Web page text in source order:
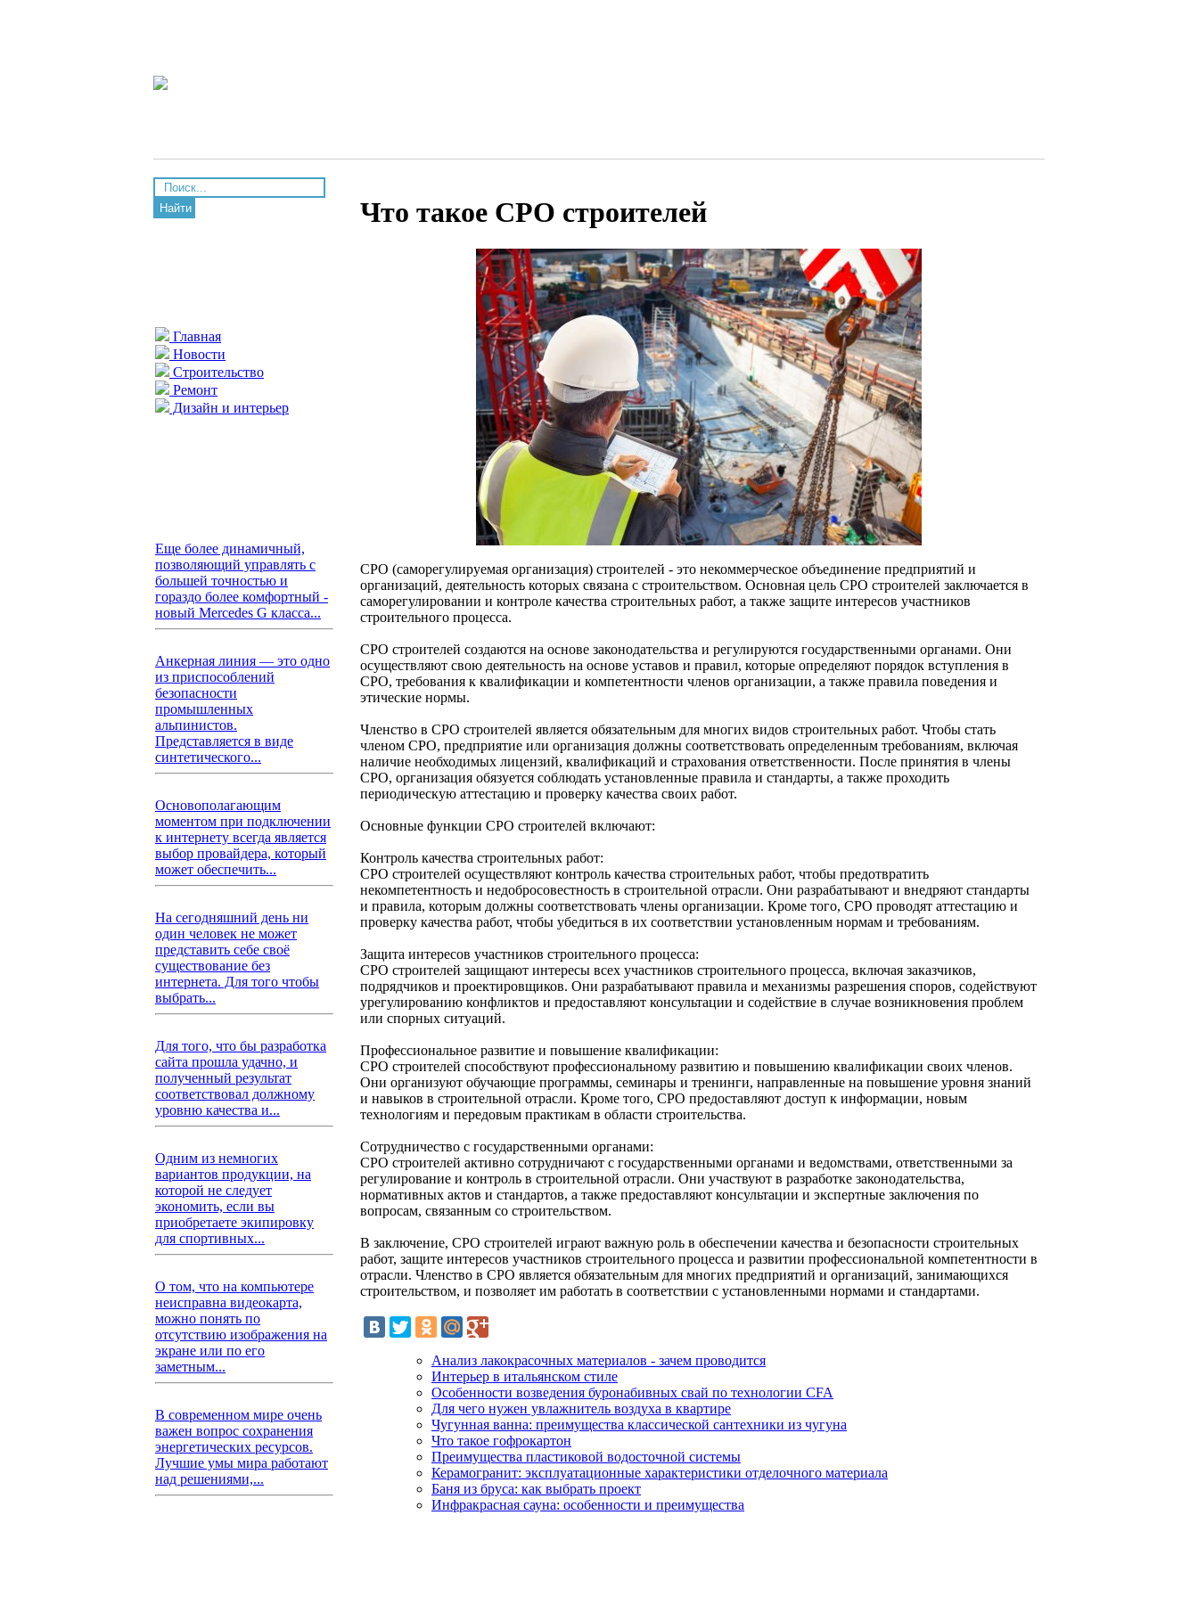
Найти
Главная
Новости
Строительство
Ремонт
Дизайн и интерьер
Еще более динамичный,
позволяющий управлять с
большей точностью и
гораздо более комфортный -
новый Mercedes G класса...
Анкерная линия — это одно
из приспособлений
безопасности
промышленных
альпинистов.
Представляется в виде
синтетического...
Основополагающим
моментом при подключении
к интернету всегда является
выбор провайдера, который
может обеспечить...
На сегодняшний день ни
один человек не может
представить себе своё
существование без
интернета. Для того чтобы
выбрать...
Для того, что бы разработка
сайта прошла удачно, и
полученный результат
соответствовал должному
уровню качества и...
Одним из немногих
вариантов продукции, на
которой не следует
экономить, если вы
приобретаете экипировку
для спортивных...
О том, что на компьютере
неисправна видеокарта,
можно понять по
отсутствию изображения на
экране или по его
заметным...
В современном мире очень
важен вопрос сохранения
энергетических ресурсов.
Лучшие умы мира работают
над решениями,...
Что такое СРО строителей
СРО (саморегулируемая организация) строителей - это некоммерческое объединение предприятий и
организаций, деятельность которых связана с строительством. Основная цель СРО строителей заключается в
саморегулировании и контроле качества строительных работ, а также защите интересов участников
строительного процесса.
СРО строителей создаются на основе законодательства и регулируются государственными органами. Они
осуществляют свою деятельность на основе уставов и правил, которые определяют порядок вступления в
СРО, требования к квалификации и компетентности членов организации, а также правила поведения и
этические нормы.
Членство в СРО строителей является обязательным для многих видов строительных работ. Чтобы стать
членом СРО, предприятие или организация должны соответствовать определенным требованиям, включая
наличие необходимых лицензий, квалификаций и страхования ответственности. После принятия в члены
СРО, организация обязуется соблюдать установленные правила и стандарты, а также проходить
периодическую аттестацию и проверку качества своих работ.
Основные функции СРО строителей включают:
Контроль качества строительных работ:
СРО строителей осуществляют контроль качества строительных работ, чтобы предотвратить
некомпетентность и недобросовестность в строительной отрасли. Они разрабатывают и внедряют стандарты
и правила, которым должны соответствовать члены организации. Кроме того, СРО проводят аттестацию и
проверку качества работ, чтобы убедиться в их соответствии установленным нормам и требованиям.
Защита интересов участников строительного процесса:
СРО строителей защищают интересы всех участников строительного процесса, включая заказчиков,
подрядчиков и проектировщиков. Они разрабатывают правила и механизмы разрешения споров, содействуют
урегулированию конфликтов и предоставляют консультации и содействие в случае возникновения проблем
или спорных ситуаций.
Профессиональное развитие и повышение квалификации:
СРО строителей способствуют профессиональному развитию и повышению квалификации своих членов.
Они организуют обучающие программы, семинары и тренинги, направленные на повышение уровня знаний
и навыков в строительной отрасли. Кроме того, СРО предоставляют доступ к информации, новым
технологиям и передовым практикам в области строительства.
Сотрудничество с государственными органами:
СРО строителей активно сотрудничают с государственными органами и ведомствами, ответственными за
регулирование и контроль в строительной отрасли. Они участвуют в разработке законодательства,
нормативных актов и стандартов, а также предоставляют консультации и экспертные заключения по
вопросам, связанным со строительством.
В заключение, СРО строителей играют важную роль в обеспечении качества и безопасности строительных
работ, защите интересов участников строительного процесса и развитии профессиональной компетентности в
отрасли. Членство в СРО является обязательным для многих предприятий и организаций, занимающихся
строительством, и позволяет им работать в соответствии с установленными нормами и стандартами.
Анализ лакокрасочных материалов - зачем проводится
Интерьер в итальянском стиле
Особенности возведения буронабивных свай по технологии CFA
Для чего нужен увлажнитель воздуха в квартире
Чугунная ванна: преимущества классической сантехники из чугуна
Что такое гофрокартон
Преимущества пластиковой водосточной системы
Керамогранит: эксплуатационные характеристики отделочного материала
Баня из бруса: как выбрать проект
Инфракрасная сауна: особенности и преимущества